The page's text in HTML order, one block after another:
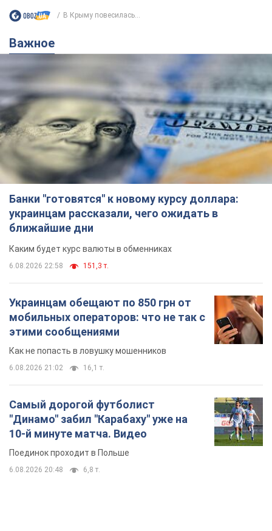
В Крыму повесилась...
Важное
Банки "готовятся" к новому курсу доллара:
украинцам рассказали, чего ожидать в
ближайшие дни
Каким будет курс валюты в обменниках
6.08.2026 22:58 151,3 т.
Украинцам обещают по 850 грн от
мобильных операторов: что не так с
этими сообщениями
Как не попасть в ловушку мошенников
6.08.2026 21:02 16,1 т.
Самый дорогой футболист
"Динамо" забил "Карабаху" уже на
10-й минуте матча. Видео
Поединок проходит в Польше
6.08.2026 20:48 6,8 т.